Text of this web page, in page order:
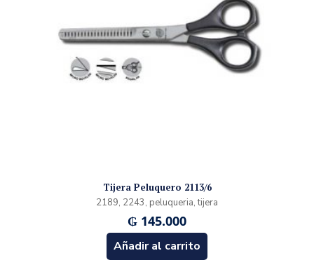
Tijera Peluquero 2113/6
2189, 2243, peluqueria, tijera
₲ 145.000
Añadir al carrito